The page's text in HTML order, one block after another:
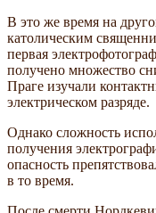
В это же время на
католическим
первая
получено множество
Праге изучали
электрическом разряде.
Однако сложность
получения
опасность
в то время.